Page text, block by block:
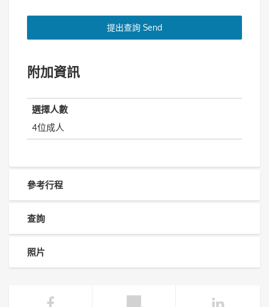
提出查詢 Send
附加資訊
選擇人數
4位成人
參考行程
查詢
照片